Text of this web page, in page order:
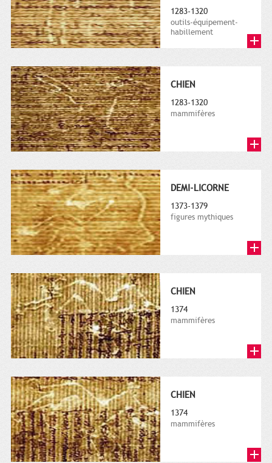
1283-1320
outils-équipement-
habillement
CHIEN
1283-1320
mammifères
DEMI-LICORNE
1373-1379
figures mythiques
CHIEN
1374
mammifères
CHIEN
1374
mammifères